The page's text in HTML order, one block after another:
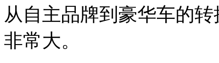
从自主品牌到豪华车的
非常大。